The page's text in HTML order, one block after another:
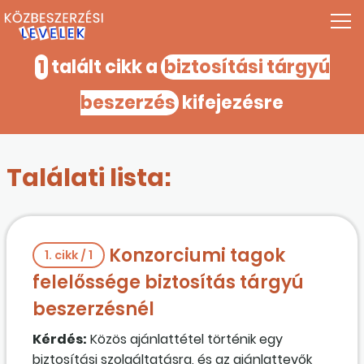
1talált cikk a biztosítási tárgyú
beszerzés kifejezésre
Találati lista:
1. cikk / 1
Konzorciumi tagok
felelőssége biztosítás tárgyú
beszerzésnél
Kérdés: Közös ajánlattétel történik egy
biztosítási szolgáltatásra, és az ajánlattevők